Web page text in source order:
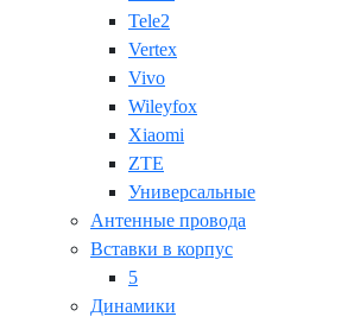
Tele2
Vertex
Vivo
Wileyfox
Xiaomi
ZTE
Универсальные
Антенные провода
Вставки в корпус
5
Динамики